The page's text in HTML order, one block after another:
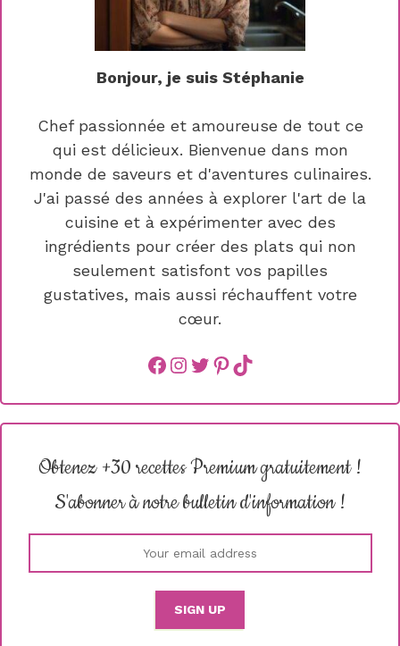
Bonjour, je suis Stéphanie
Chef passionnée et amoureuse de tout ce
qui est délicieux. Bienvenue dans mon
monde de saveurs et d'aventures culinaires.
J'ai passé des années à explorer l'art de la
cuisine et à expérimenter avec des
ingrédients pour créer des plats qui non
seulement satisfont vos papilles
gustatives, mais aussi réchauffent votre
cœur.
Facebook
instagram
Twitter
Pinterest
TikTok
Obtenez +30 recettes Premium gratuitement !
S'abonner à notre bulletin d'information !